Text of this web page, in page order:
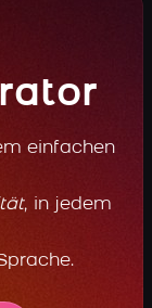
einfachen
, in jedem